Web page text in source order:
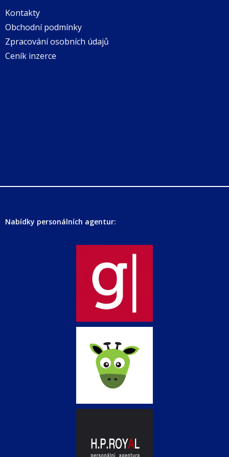
Kontakty
Obchodní podmínky
Zpracování osobních údajů
Ceník inzerce
Nabídky personálních agentur: